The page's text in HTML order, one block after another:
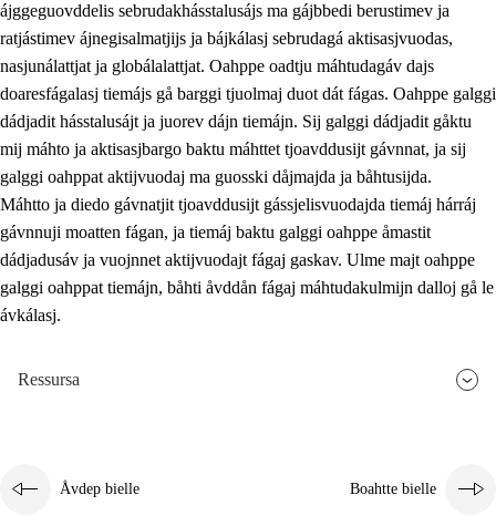
Sosiála oahppam ja åvddånibme
2.2 Máhtudahka fágáj hárráj
Vuodulasj tjehpudagá
2.4 Oahppat oahppat
Doaresfágalasj tiemá
2.5 Doaresfágalasj tiemá
ájggeguovddelis sebrudakhásstalusájs ma gájbbedi berustimev ja
ratjástimev ájnegisalmatjijs ja bájkálasj sebrudagá aktisasjvuodas,
nasjunálattjat ja globálalattjat. Oahppe oadtju máhtudagáv dajs
doaresfágalasj tiemájs gå barggi tjuolmaj duot dát fágas. Oahppe galggi
dádjadit hásstalusájt ja juorev dájn tiemájn. Sij galggi dádjadit gåktu
mij máhto ja aktisasjbargo baktu máhttet tjoavddusijt gávnnat, ja sij
galggi oahppat aktijvuodaj ma guosski dåjmajda ja båhtusijda.
Máhtto ja diedo gávnatjit tjoavddusijt gássjelisvuodajda tiemáj hárráj
gávnnuji moatten fágan, ja tiemáj baktu galggi oahppe åmastit
dádjadusáv ja vuojnnet aktijvuodajt fágaj gaskav. Ulme majt oahppe
galggi oahppat tiemájn, båhti åvddån fágaj máhtudakulmijn dalloj gå le
ávkálasj.
Ressursa
Åvdep bielle Boahtte bielle